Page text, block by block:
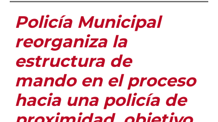
Policía Municipal
reorganiza la
estructura de
mando en el proceso
hacia una policía de